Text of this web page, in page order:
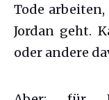
Tode
Jordan geht.
oder andere